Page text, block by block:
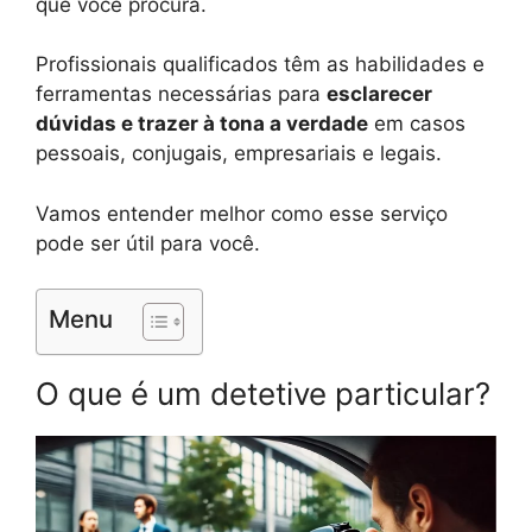
Profissionais qualificados têm as habilidades e
ferramentas necessárias para esclarecer
dúvidas e trazer à tona a verdade em casos
pessoais, conjugais, empresariais e legais.
Vamos entender melhor como esse serviço
pode ser útil para você.
Menu
O que é um detetive particular?